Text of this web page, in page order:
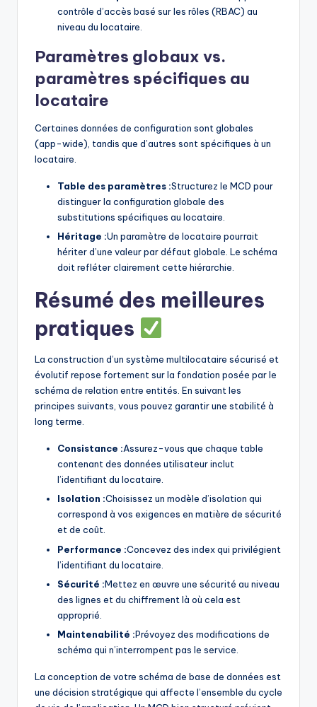
contrôle d’accès basé sur les rôles (RBAC) au
niveau du locataire.
Paramètres globaux vs.
paramètres spécifiques au
locataire
Certaines données de configuration sont globales
(app-wide), tandis que d’autres sont spécifiques à un
locataire.
Table des paramètres :Structurez le MCD pour
distinguer la configuration globale des
substitutions spécifiques au locataire.
Héritage :Un paramètre de locataire pourrait
hériter d’une valeur par défaut globale. Le schéma
doit refléter clairement cette hiérarchie.
Résumé des meilleures
pratiques
La construction d’un système multilocataire sécurisé et
évolutif repose fortement sur la fondation posée par le
schéma de relation entre entités. En suivant les
principes suivants, vous pouvez garantir une stabilité à
long terme.
Consistance :Assurez-vous que chaque table
contenant des données utilisateur inclut
l’identifiant du locataire.
Isolation :Choisissez un modèle d’isolation qui
correspond à vos exigences en matière de sécurité
et de coût.
Performance :Concevez des index qui privilégient
l’identifiant du locataire.
Sécurité :Mettez en œuvre une sécurité au niveau
des lignes et du chiffrement là où cela est
approprié.
Maintenabilité :Prévoyez des modifications de
schéma qui n’interrompent pas le service.
La conception de votre schéma de base de données est
une décision stratégique qui affecte l’ensemble du cycle